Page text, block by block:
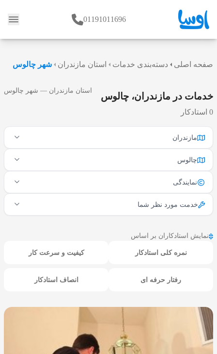
وبلاگ 01191011696
صفحه اصلی دسته‌بندی خدمات استان مازندران شهر چالوس
خدمات در مازندران، چالوس
0 استادکار
استان مازندران — شهر چالوس
مازندران
چالوس
نمایندگی
خدمت مورد نظر شما
نمایش استادکاران بر اساس
نمره کلی استادکار کیفیت و سرعت کار
رفتار حرفه ای انصاف استادکار